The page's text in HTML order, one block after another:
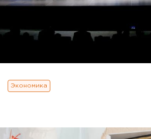
Экономика